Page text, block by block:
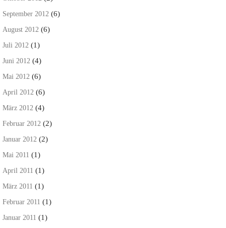
September 2012 (6)
August 2012 (6)
Juli 2012 (1)
Juni 2012 (4)
Mai 2012 (6)
April 2012 (6)
März 2012 (4)
Februar 2012 (2)
Januar 2012 (2)
Mai 2011 (1)
April 2011 (1)
März 2011 (1)
Februar 2011 (1)
Januar 2011 (1)